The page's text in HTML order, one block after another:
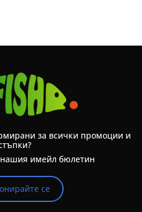
за всички промоции и
нашия имейл бюлетин
се